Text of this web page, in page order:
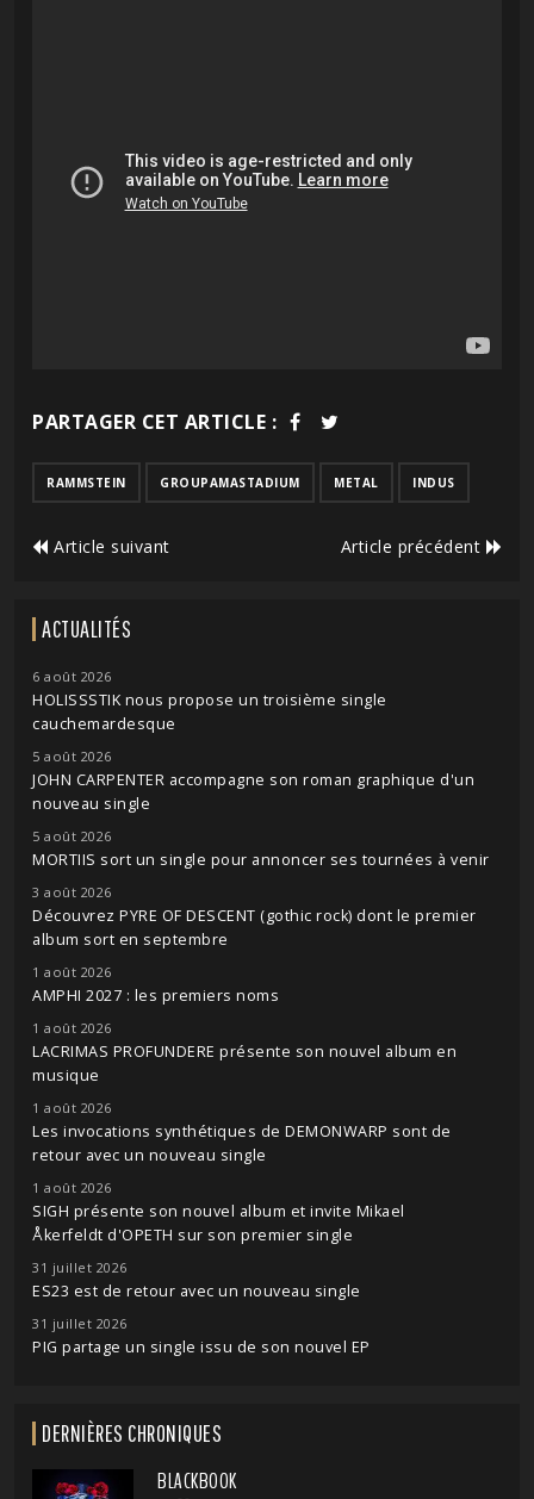
PARTAGER CET ARTICLE :
RAMMSTEIN GROUPAMASTADIUM METAL INDUS
Article suivant Article précédent
ACTUALITÉS
6 août 2026
HOLISSSTIK nous propose un troisième single
cauchemardesque
5 août 2026
JOHN CARPENTER accompagne son roman graphique d'un
nouveau single
5 août 2026
MORTIIS sort un single pour annoncer ses tournées à venir
3 août 2026
Découvrez PYRE OF DESCENT (gothic rock) dont le premier
album sort en septembre
1 août 2026
AMPHI 2027 : les premiers noms
1 août 2026
LACRIMAS PROFUNDERE présente son nouvel album en
musique
1 août 2026
Les invocations synthétiques de DEMONWARP sont de
retour avec un nouveau single
1 août 2026
SIGH présente son nouvel album et invite Mikael
Åkerfeldt d'OPETH sur son premier single
31 juillet 2026
ES23 est de retour avec un nouveau single
31 juillet 2026
PIG partage un single issu de son nouvel EP
DERNIÈRES CHRONIQUES
BLACKBOOK